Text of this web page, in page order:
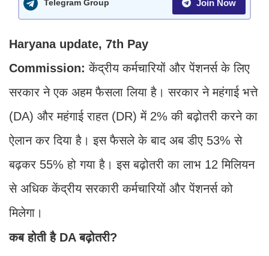
Telegram Group Join Now
Haryana update, 7th Pay
Commission:केंद्रीय कर्मचारियों और पेंशनर्स के लिए
सरकार ने एक अहम फैसला लिया है। सरकार ने महंगाई भत्ते
(DA) और महंगाई राहत (DR) में 2% की बढ़ोतरी करने का
ऐलान कर दिया है। इस फैसले के बाद अब डीए 53% से
बढ़कर 55% हो गया है। इस बढ़ोतरी का लाभ 12 मिलियन
से अधिक केंद्रीय सरकारी कर्मचारियों और पेंशनर्स को
मिलेगा।
कब होती है DA बढ़ोतरी?